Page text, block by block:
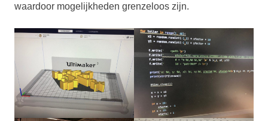
waardoor mogelijkheden grenzeloos zijn.